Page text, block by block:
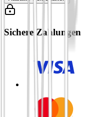
Sichere Zahlungen